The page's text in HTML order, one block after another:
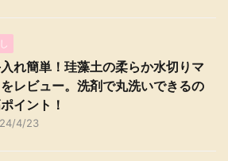
れ簡単！珪藻土の柔らか水切りマ
レビュー。洗剤で丸洗いできるの
イント！
4/23